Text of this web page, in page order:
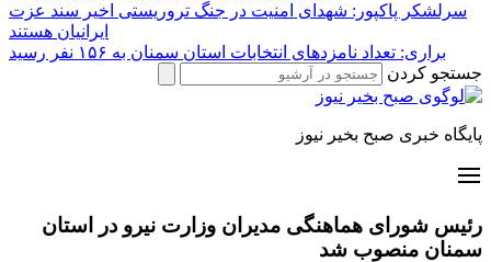
سرلشکر پاکپور: شهدای امنیت در جنگ تروریستی اخیر سند عزت
ایرانیان هستند
براری: تعداد نامزدهای انتخابات استان سمنان به ۱۵۶ نفر رسید
جستجو کردن
پایگاه خبری صبح بخیر نیوز
رئیس شورای هماهنگی مدیران وزارت نیرو در استان
سمنان منصوب شد